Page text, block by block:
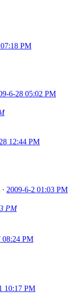
PM
6-28 05:02 PM
12:44 PM
· 2009-6-2 01:03 PM
PM
08:24 PM
10:17 PM